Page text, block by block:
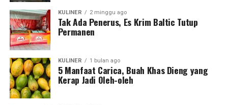
KULINER 2 minggu ago
Tak Ada Penerus, Es Krim Baltic Tutup
Permanen
KULINER 1 bulan ago
5 Manfaat Carica, Buah Khas Dieng yang
Kerap Jadi Oleh-oleh